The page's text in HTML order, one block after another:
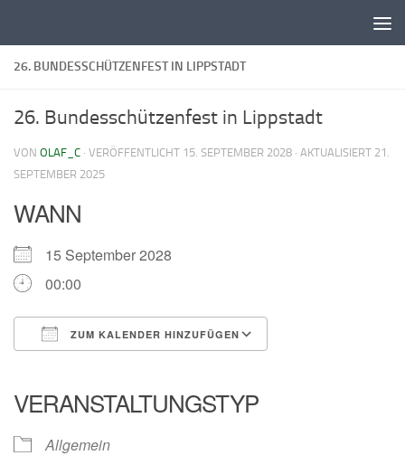
26. BUNDESSCHÜTZENFEST IN LIPPSTADT
26. Bundesschützenfest in Lippstadt
VON OLAF_C · VERÖFFENTLICHT 15. SEPTEMBER 2028 · AKTUALISIERT 21.
SEPTEMBER 2025
WANN
15 September 2028
00:00
ZUM KALENDER HINZUFÜGEN
VERANSTALTUNGSTYP
Allgemein